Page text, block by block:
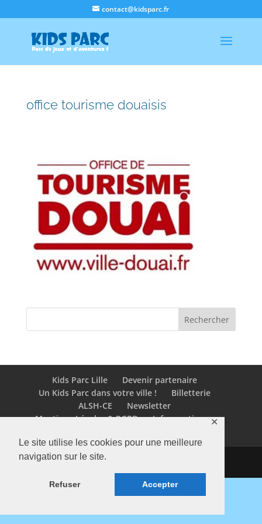
Le site utilise les cookies pour une meilleure
navigation sur le site.
Refuser Accepter
✕
contact@kidsparc.fr
office tourisme douaisis
Kids Parc Lille
Devenir partenaire
Un Kids Parc dans votre ville !
Billetterie
ALSH-CE
Newsletter
Mentions Légales & RGPD
Infos pratiques